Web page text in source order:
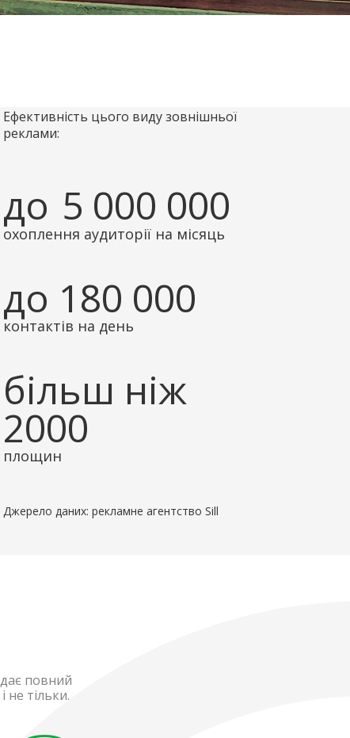
Ефективність цього виду зовнішньої
реклами:
до 5 000 000
охоплення аудиторії на місяць
до 180 000
контактів на день
більш ніж
2000
площин
Джерело даних: рекламне агентство Sill
повний
не тільки.